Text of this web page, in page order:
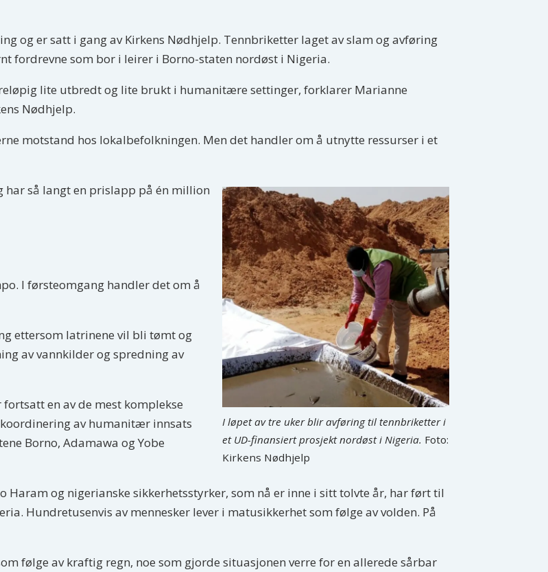
og er satt i gang av Kirkens Nødhjelp. Tennbriketter laget av slam og avføring
fordrevne som bor i leirer i Borno-staten nordøst i Nigeria.
lite utbredt og lite brukt i humanitære settinger, forklarer Marianne
Nødhjelp.
motstand hos lokalbefolkningen. Men det handler om å utnytte ressurser i et
I løpet av tre uker blir avføring til tennbriketter i
et UD-finansiert prosjekt nordøst i Nigeria. Foto:
Kirkens Nødhjelp
har så langt en prislapp på én million
I førsteomgang handler det om å
ettersom latrinene vil bli tømt og
av vannkilder og spredning av
en av de mest komplekse
av humanitær innsats
Borno, Adamawa og Yobe
og nigerianske sikkerhetsstyrker, som nå er inne i sitt tolvte år, har ført til
Hundretusenvis av mennesker lever i matusikkerhet som følge av volden. På
følge av kraftig regn, noe som gjorde situasjonen verre for en allerede sårbar